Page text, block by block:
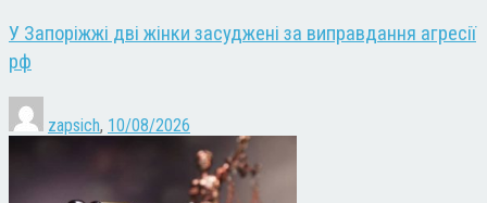
У Запоріжжі дві жінки засуджені за виправдання агресії
рф
zapsich, 10/08/2026